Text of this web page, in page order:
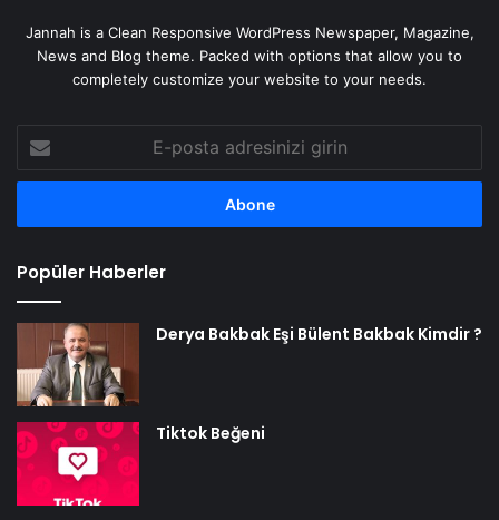
Jannah is a Clean Responsive WordPress Newspaper, Magazine,
News and Blog theme. Packed with options that allow you to
completely customize your website to your needs.
posta
adresinizi
Popüler Haberler
Derya Bakbak Eşi Bülent Bakbak Kimdir ?
Tiktok Beğeni